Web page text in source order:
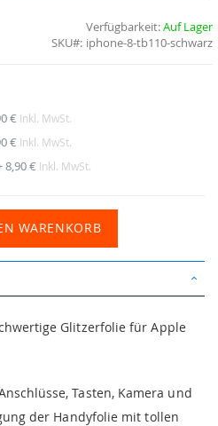
Verfügbarkeit:Auf Lager
SKU
iphone-8-tb110-schwarz
€ Inkl. MwSt.
€ Inkl. MwSt.
8,90 € Inkl. MwSt.
WARENKORB
Glitzerfolie für Apple
Tasten, Kamera und
der Handyfolie mit tollen